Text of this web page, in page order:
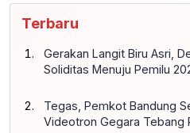
Terbaru
Soliditas Menuju Pemilu
Videotron Gegara Tebang